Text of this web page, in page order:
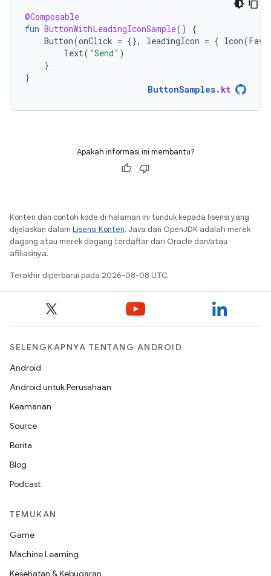
@Composable
fun ButtonWithLeadingIconSample()
{
Button(onClick = {}, leadingIcon = { Icon(
Text( "Send" )
}
}
ButtonSamples. kt
Apakah informasi ini membantu?
Konten dan contoh kode di halaman ini tunduk kepada lisensi yang
dijelaskan dalam Lisensi Konten. Java dan OpenJDK adalah merek
dagang atau merek dagang terdaftar dari Oracle dan/atau
afiliasinya.
Terakhir diperbarui pada 2026-08-08 UTC.
SELENGKAPNYA TENTANG ANDROID
Android
Android untuk Perusahaan
Keamanan
Source
Berita
Blog
Podcast
TEMUKAN
Game
Machine Learning
Kesehatan & Kebugaran